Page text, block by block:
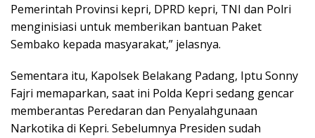
Pemerintah Provinsi kepri, DPRD kepri, TNI dan Polri
menginisiasi untuk memberikan bantuan Paket
Sembako kepada masyarakat,” jelasnya.
Sementara itu, Kapolsek Belakang Padang, Iptu Sonny
Fajri memaparkan, saat ini Polda Kepri sedang gencar
memberantas Peredaran dan Penyalahgunaan
Narkotika di Kepri. Sebelumnya Presiden sudah